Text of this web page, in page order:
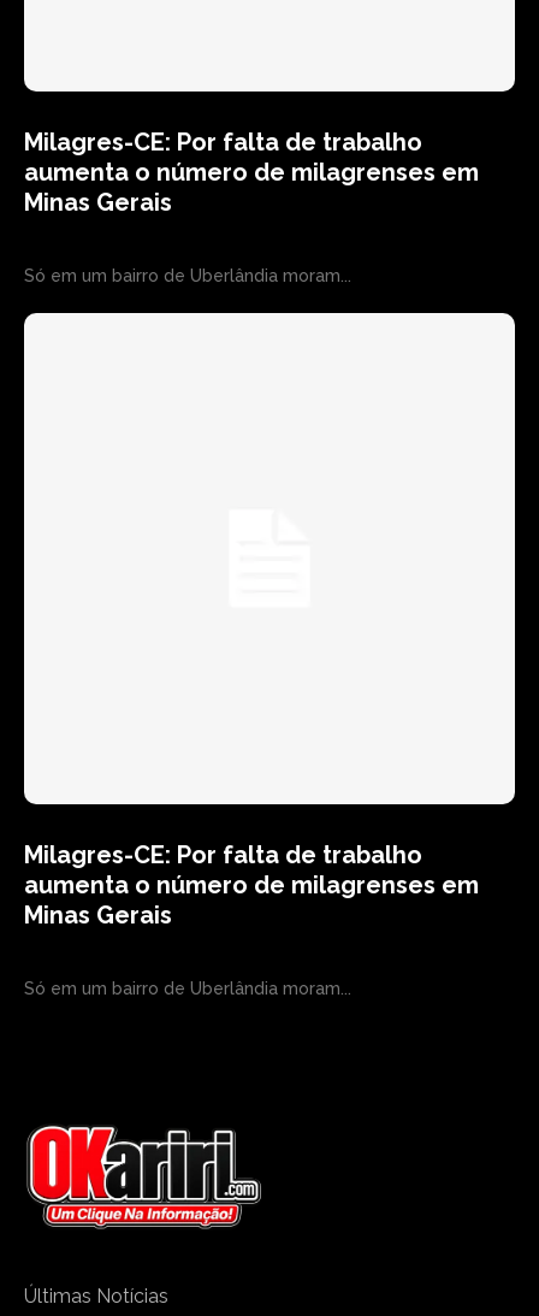
Milagres-CE: Por falta de trabalho
aumenta o número de milagrenses em
Minas Gerais
Só em um bairro de Uberlândia moram...
Milagres-CE: Por falta de trabalho
aumenta o número de milagrenses em
Minas Gerais
Só em um bairro de Uberlândia moram...
Últimas Notícias